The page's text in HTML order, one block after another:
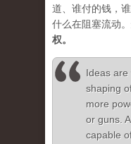
道、谁付的钱，
什么在阻塞流动。
权。
Ideas
shaping
more
or guns.
capable